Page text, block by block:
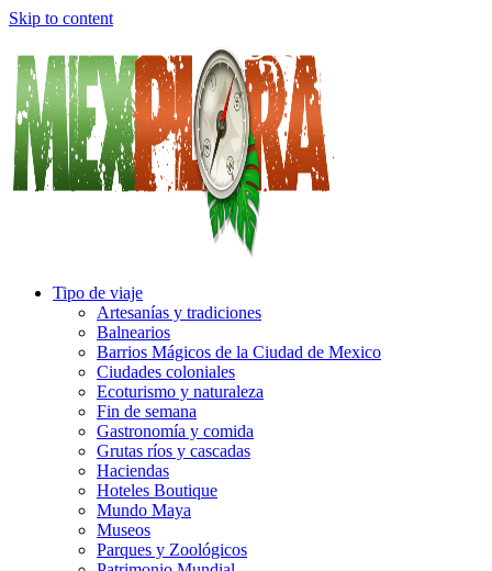
Skip to content
Tipo de viaje
Artesanías y tradiciones
Balnearios
Barrios Mágicos de la Ciudad de Mexico
Ciudades coloniales
Ecoturismo y naturaleza
Fin de semana
Gastronomía y comida
Grutas ríos y cascadas
Haciendas
Hoteles Boutique
Mundo Maya
Museos
Parques y Zoológicos